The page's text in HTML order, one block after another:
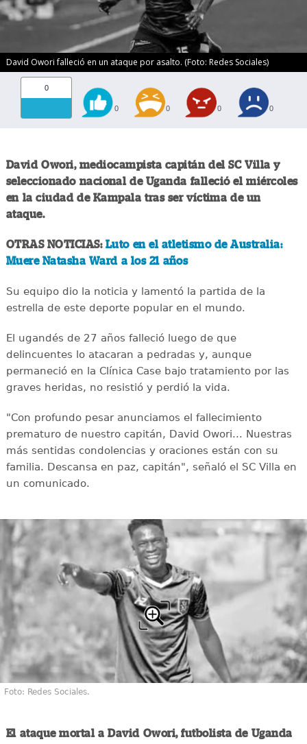
David Owori falleció en un ataque por asalto. (Foto: Redes Sociales)
0
0 0 0 0
David Owori, mediocampista capitán del SC Villa y
seleccionado nacional de Uganda falleció el miércoles
en la ciudad de Kampala tras ser víctima de un
ataque.
OTRAS NOTICIAS: Luto en el atletismo de Australia:
Muere Natasha Ward a los 21 años
Su equipo dio la noticia y lamentó la partida de la
estrella de este deporte popular en el mundo.
El ugandés de 27 años falleció luego de que
delincuentes lo atacaran a pedradas y, aunque
permaneció en la Clínica Case bajo tratamiento por las
graves heridas, no resistió y perdió la vida.
"Con profundo pesar anunciamos el fallecimiento
prematuro de nuestro capitán, David Owori... Nuestras
más sentidas condolencias y oraciones están con su
familia. Descansa en paz, capitán", señaló el SC Villa en
un comunicado.
Foto: Redes Sociales.
El ataque mortal a David Owori, futbolista de Uganda